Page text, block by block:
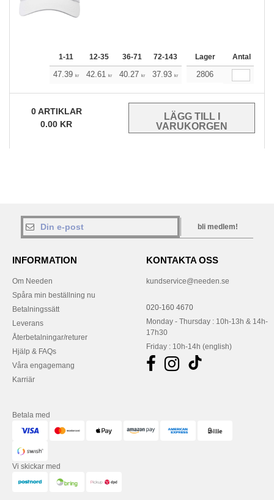
1-11 12-35 36-71 72-143 144-287 288 +
Lager Antal
47.39 kr 42.61 kr 40.27 kr 37.93 kr 35.49kr
2806
0ARTIKLAR
0.00 KR
bli medlem!
INFORMATION
Om Needen
Spåra min beställning nu
Betalningssätt
Leverans
Återbetalningar/returer
Hjälp & FAQs
Våra engagemang
Karriär
KONTAKTA OSS
kundservice@needen.se
020-160 4670
Monday - Thursday : 10h-13h & 14h-
17h30
Friday : 10h-14h (english)
Betala med
Vi skickar med